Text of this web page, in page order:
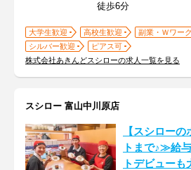
徒歩6分
大学生歓迎 高校生歓迎
副業・Ｗワー
シルバー歓迎
ピアス可
株式会社あきんどスシローの求人一覧を見る
スシロー 富山中川原店
【スシロー
トまで♪≫給
トデビューも